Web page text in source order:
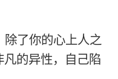
了你的心上人之
的异性，自己陷